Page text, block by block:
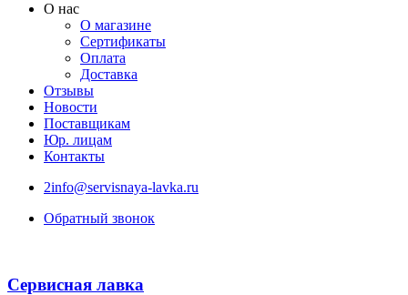
О нас
О магазине
Сертификаты
Оплата
Доставка
Отзывы
Новости
Поставщикам
Юр. лицам
Контакты
2info@servisnaya-lavka.ru
Обратный звонок
Сервисная лавка